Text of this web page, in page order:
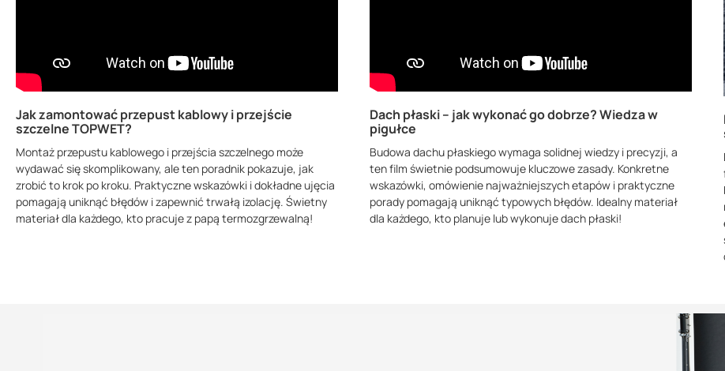
Jak zamontować przepust kablowy i przejście
szczelne TOPWET?
Montaż przepustu kablowego i przejścia szczelnego może
wydawać się skomplikowany, ale ten poradnik pokazuje, jak
zrobić to krok po kroku. Praktyczne wskazówki i dokładne ujęcia
pomagają uniknąć błędów i zapewnić trwałą izolację. Świetny
materiał dla każdego, kto pracuje z papą termozgrzewalną!
Dach płaski – jak wykonać go dobrze? Wiedza w
pigułce
Budowa dachu płaskiego wymaga solidnej wiedzy i precyzji, a
ten film świetnie podsumowuje kluczowe zasady. Konkretne
wskazówki, omówienie najważniejszych etapów i praktyczne
porady pomagają uniknąć typowych błędów. Idealny materiał
dla każdego, kto planuje lub wykonuje dach płaski!